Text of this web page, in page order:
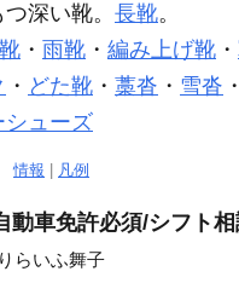
深い靴。 長靴。
・ 雨靴 ・ 編み上げ靴 ・
・ どた靴 ・ 藁沓 ・ 雪沓 ・
シューズ
情報 凡例
動車免許必須/シフト
らいふ舞子